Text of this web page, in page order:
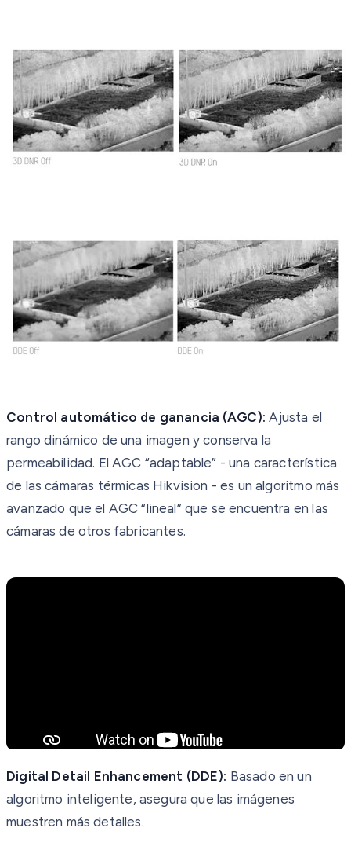
Control automático de ganancia (AGC): Ajusta el
rango dinámico de una imagen y conserva la
permeabilidad. El AGC “adaptable” - una característica
de las cámaras térmicas Hikvision - es un algoritmo más
avanzado que el AGC “lineal” que se encuentra en las
cámaras de otros fabricantes.
Digital Detail Enhancement (DDE): Basado en un
algoritmo inteligente, asegura que las imágenes
muestren más detalles.